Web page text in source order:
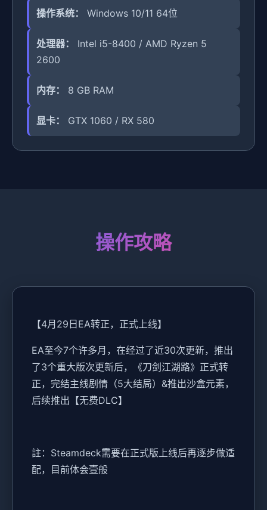
操作系统： Windows 10/11 64位
处理器：
Intel i5-8400 / AMD Ryzen 5
2600
内存： 8 GB RAM
显卡： GTX 1060 / RX 580
操作攻略
【4月29日EA转正，正式上线】
EA至今7个许多月，在经过了近30次更新，推出
了3个重大版次更新后，《刀剑江湖路》正式转
正，完结主线剧情（5大结局）&推出沙盒元素，
后续推出【无费DLC】
註：Steamdeck需要在正式版上线后再逐步做适
配，目前体会壹般